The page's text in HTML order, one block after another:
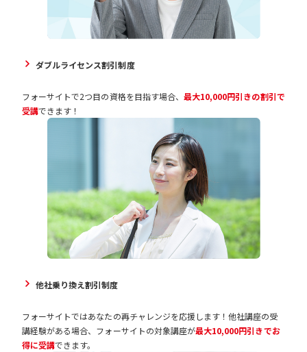
ダブルライセンス割引制度
フォーサイトで2つ目の資格を目指す場合、 最大10,000円引きの割引で
受講できます！
他社乗り換え割引制度
フォーサイトではあなたの再チャレンジを応援します！他社講座の受
講経験がある場合、フォーサイトの対象講座が最大10,000円引きでお
得に受講できます。